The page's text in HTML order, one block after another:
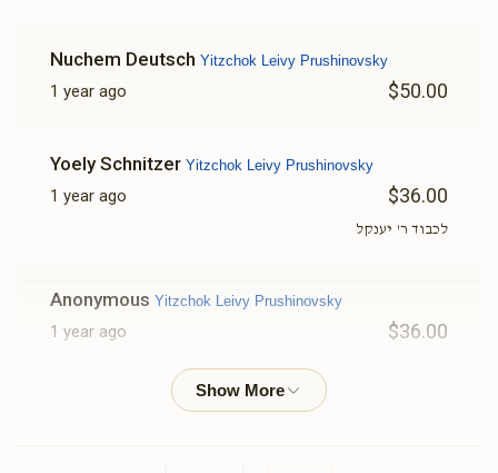
Nuchem Deutsch Yitzchok Leivy Prushinovsky
1 year ago $50.00
Yoely Schnitzer Yitzchok Leivy Prushinovsky
1 year ago $36.00
לכבוד ר' יענקל
Anonymous Yitzchok Leivy Prushinovsky
1 year ago $36.00
Yitzchok Leivy Prushinovsky